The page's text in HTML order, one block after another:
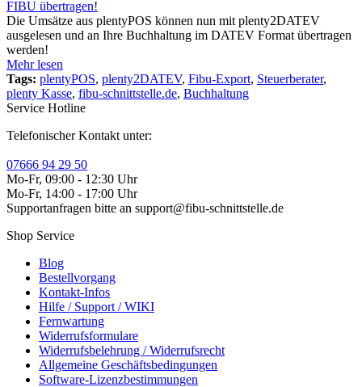
Die Umsätze aus plentyPOS können nun mit plenty2DATEV
ausgelesen und an Ihre Buchhaltung im DATEV Format übertragen
werden!
Mehr lesen
Tags: plentyPOS, plenty2DATEV, Fibu-Export, Steuerberater,
plenty Kasse, fibu-schnittstelle.de, Buchhaltung
Service Hotline
Telefonischer Kontakt unter:
07666 94 29 50
Mo-Fr, 09:00 - 12:30 Uhr
Mo-Fr, 14:00 - 17:00 Uhr
Supportanfragen bitte an support@fibu-schnittstelle.de
Shop Service
Blog
Bestellvorgang
Kontakt-Infos
Hilfe / Support / WIKI
Fernwartung
Widerrufsformulare
Widerrufsbelehrung / Widerrufsrecht
Allgemeine Geschäftsbedingungen
Software-Lizenzbestimmungen